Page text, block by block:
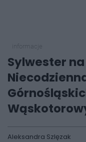
Sylwester
Aleksandra Szlęzak